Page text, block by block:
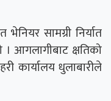
सामग्री निर्यात
। आगलागीबाट क्षतिको
कार्यालय धुलाबारीले